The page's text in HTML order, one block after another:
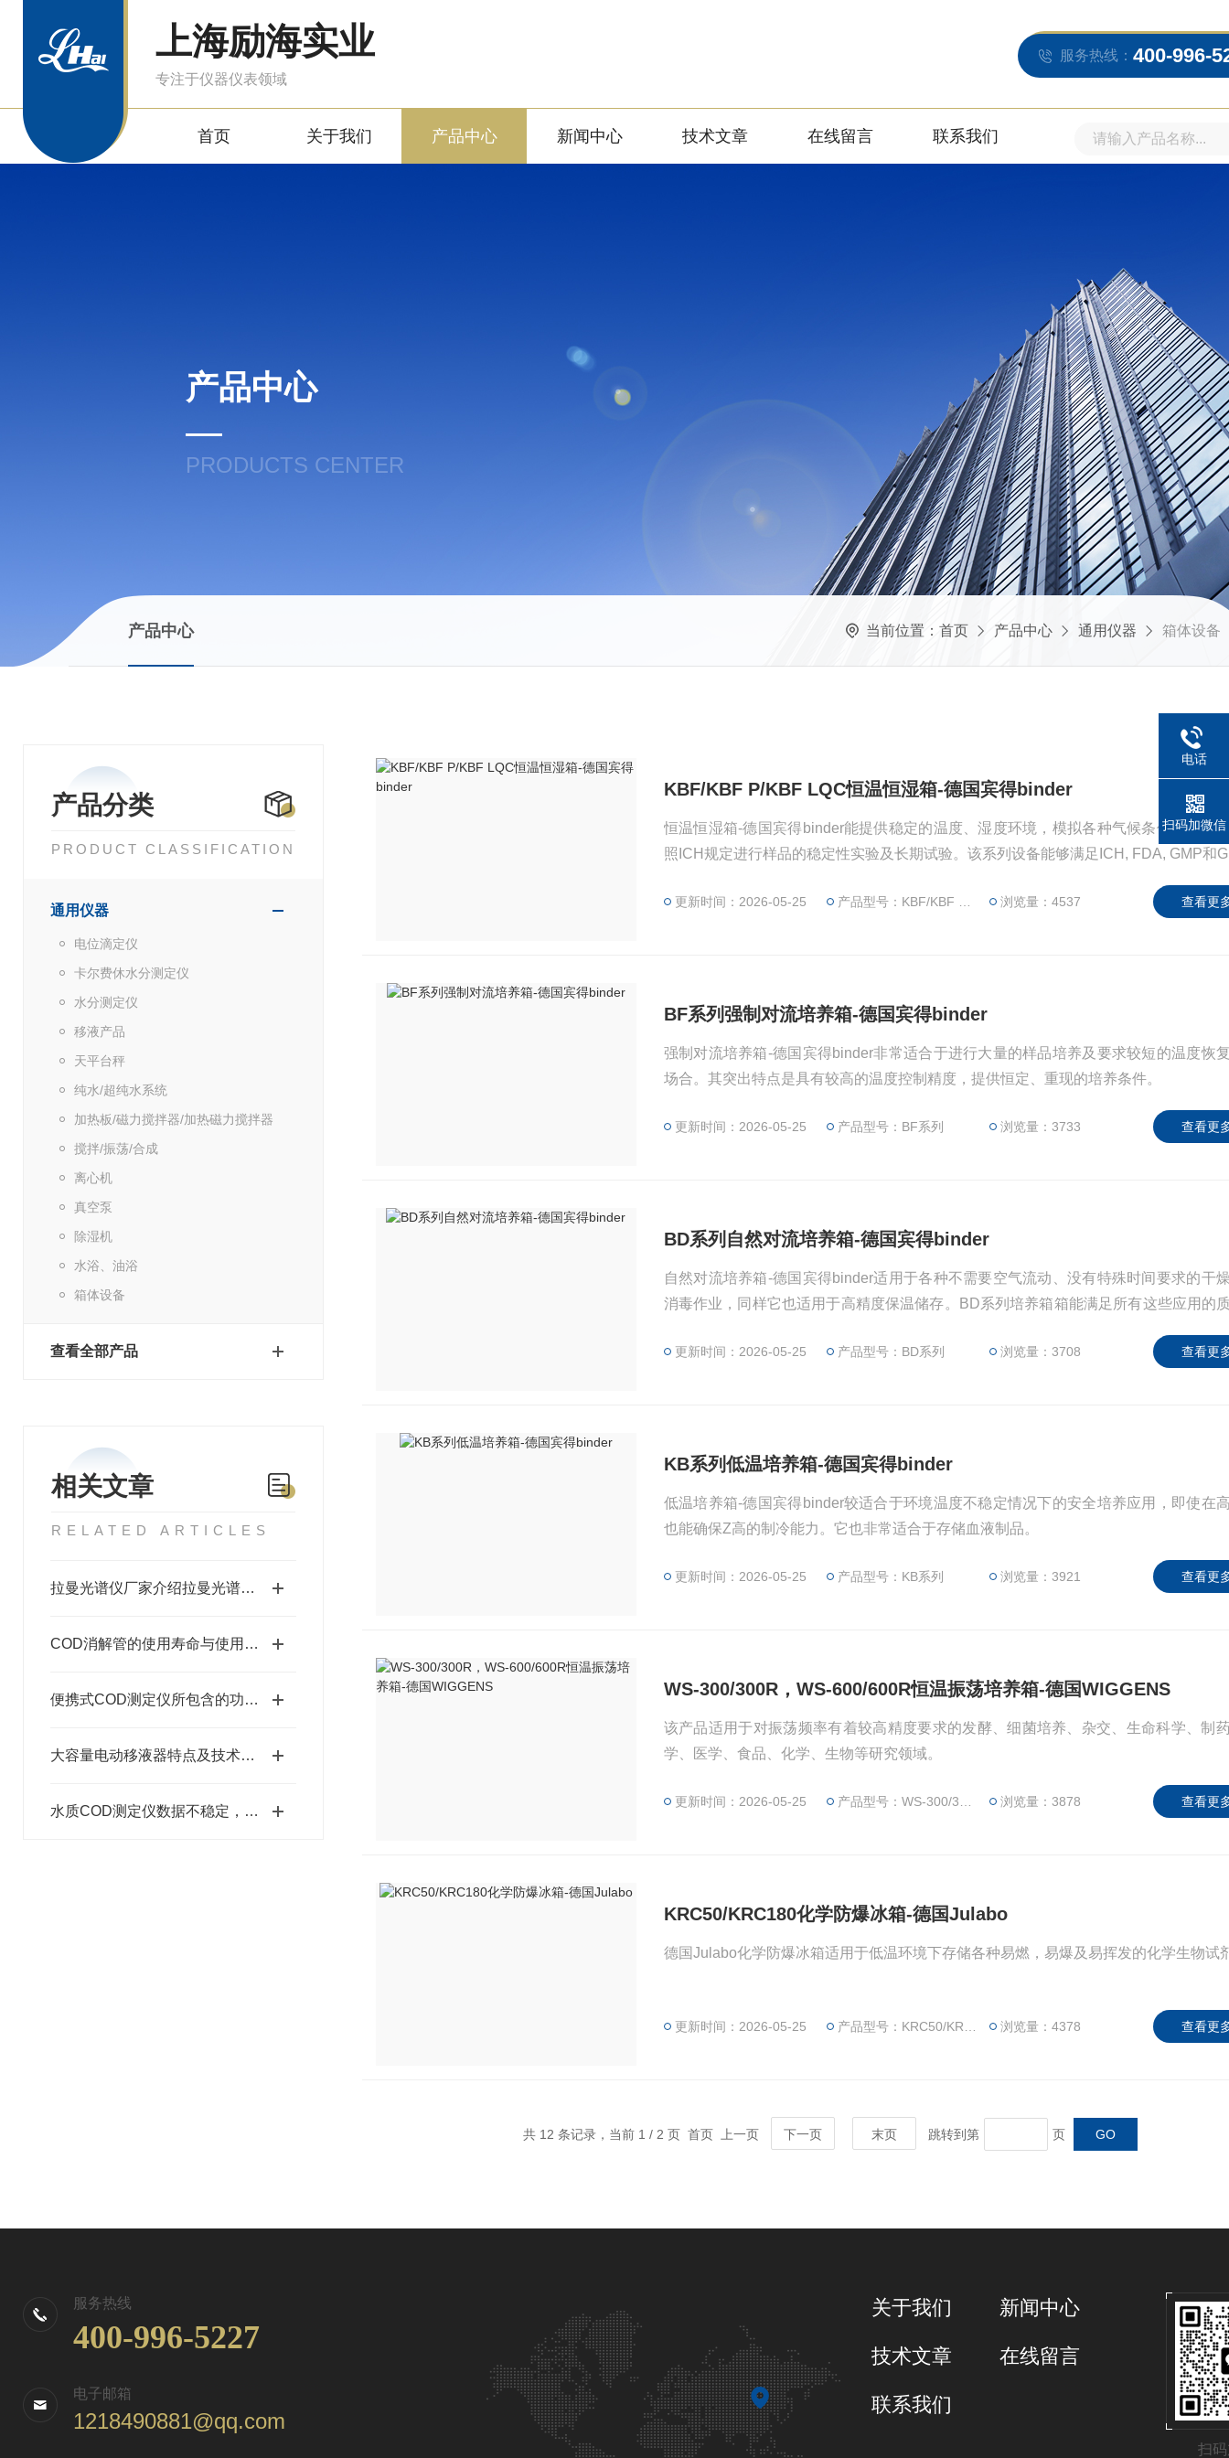
上海励海实业
专注于仪器仪表领域
服务热线： 400-996-
首页 关于我们 产品中心 新闻中心 技术文章 在线留言 联系我们
产品中心
PRODUCTS CENTER
产品中心 当前位置： 首页 产品中心 通用仪器 箱体设备
产品分类
PRODUCT CLASSIFICATION
通用仪器
电位滴定仪
卡尔费休水分测定仪
水分测定仪
移液产品
天平台秤
纯水/超纯水系统
加热板/磁力搅拌器/加热磁力搅拌器
搅拌/振荡/合成
离心机
真空泵
除湿机
水浴、油浴
箱体设备
查看全部产品
相关文章
RELATED ARTICLES
拉曼光谱仪厂家介绍拉曼光谱仪常见的产品结构
COD消解管的使用寿命与使用及清洗习惯也是有关的
便携式COD测定仪所包含的功能总结分享
大容量电动移液器特点及技术参数
水质COD测定仪数据不稳定，飘移怎么办?
KBF/KBF P/KBF LQC恒温恒湿箱-德国宾得binder
恒温恒湿箱-德国宾得binder能提供稳定的温度、湿度环境，模拟各种气候条件，非常
照ICH规定进行样品的稳定性实验及长期试验。该系列设备能够满足ICH, FDA, GMP和
使得KBF恒温恒湿箱能够应对将来不断增加的要求，包括编程和文件管理记录等。
更新时间：2026-05-25 产品型号：KBF/KBF P/KBF LQC 浏览量：4537 查看更
BF系列强制对流培养箱-德国宾得binder
强制对流培养箱-德国宾得binder非常适合于进行大量的样品培养及要求较短的温度恢
场合。其突出特点是具有较高的温度控制精度，提供恒定、重现的培养条件。
更新时间：2026-05-25 产品型号：BF系列 浏览量：3733 查看更
BD系列自然对流培养箱-德国宾得binder
自然对流培养箱-德国宾得binder适用于各种不需要空气流动、没有特殊时间要求的干
消毒作业，同样它也适用于高精度保温储存。BD系列培养箱箱能满足所有这些应用的
更新时间：2026-05-25 产品型号：BD系列 浏览量：3708 查看更
KB系列低温培养箱-德国宾得binder
低温培养箱-德国宾得binder较适合于环境温度不稳定情况下的安全培养应用，即使在
也能确保Z高的制冷能力。它也非常适合于存储血液制品。
更新时间：2026-05-25 产品型号：KB系列 浏览量：3921 查看更
WS-300/300R，WS-600/600R恒温振荡培养箱-德国WIGGENS
该产品适用于对振荡频率有着较高精度要求的发酵、细菌培养、杂交、生命科学、制
学、医学、食品、化学、生物等研究领域。
更新时间：2026-05-25 产品型号：WS-300/300R，WS-600/600R 浏览量：3878 查看更
KRC50/KRC180化学防爆冰箱-德国Julabo
德国Julabo化学防爆冰箱适用于低温环境下存储各种易燃，易爆及易挥发的化学生物试
更新时间：2026-05-25 产品型号：KRC50/KRC180 浏览量：4378 查看更
共 12 条记录，当前 1 / 2 页 首页 上一页 下一页 末页 跳转到第 页
服务热线
400-996-5227
电子邮箱
1218490881@qq.com
扫
关于我们 新闻中心
技术文章 在线留言
联系我们
电话
扫码加微信